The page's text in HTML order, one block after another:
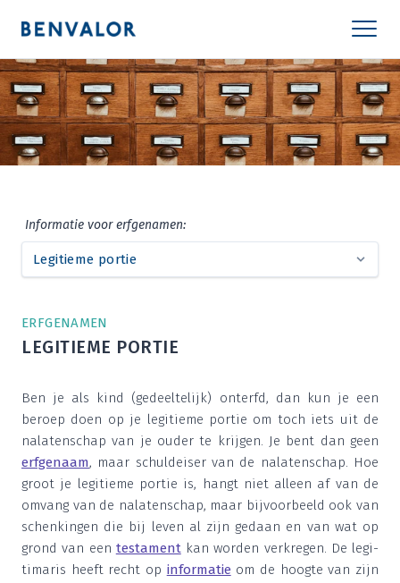
Infor­ma­tie voor erfgenamen:
ERF­GE­NA­MEN
LEGI­TIE­ME PORTIE
Ben je als kind (gedeel­te­lijk) ont­erfd, dan kun je een
beroep doen op je legi­tie­me por­tie om toch iets uit de
nala­ten­schap van je ouder te krij­gen. Je bent dan geen
erf­ge­naam, maar schuld­ei­ser van de nala­ten­schap. Hoe
groot je legi­tie­me por­tie is, hangt niet alleen af van de
omvang van de nala­ten­schap, maar bij­voor­beeld ook van
schen­kin­gen die bij leven al zijn gedaan en van wat op
grond van een tes­ta­mentkan wor­den ver­kre­gen. De legi­
ti­ma­ris heeft recht op infor­ma­tie om de hoog­te van zijn